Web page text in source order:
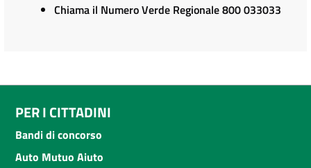
Chiama il Numero Verde Regionale 800 033033
PER I CITTADINI
Bandi di concorso
Auto Mutuo Aiuto